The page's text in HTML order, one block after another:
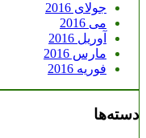
جولای 2016
می 2016
آوریل 2016
مارس 2016
فوریه 2016
دسته‌ها